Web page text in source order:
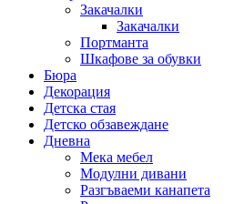
Закачалки
Закачалки
Портманта
Шкафове за обувки
Бюра
Декорация
Детска стая
Детско обзавеждане
Дневна
Мека мебел
Модулни дивани
Разгъваеми канапета